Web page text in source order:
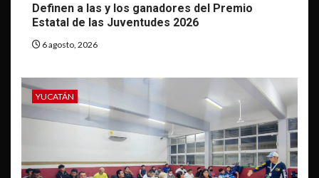
Definen a las y los ganadores del Premio
Estatal de las Juventudes 2026
6 agosto, 2026
YUCATÁN